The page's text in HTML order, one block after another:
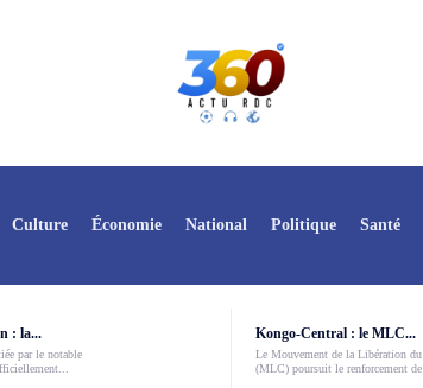
Culture Économie National Politique Santé
: la...
par le notable
Kongo-Central : le MLC...
Le Mouvement de la Libération
(MLC) poursuit le renforcement de